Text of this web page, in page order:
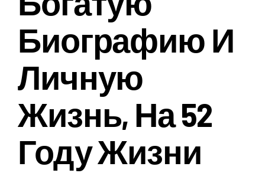
Биографию И
Личную
Жизнь, На 52
Году Жизни